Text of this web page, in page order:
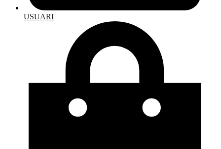
USUARI